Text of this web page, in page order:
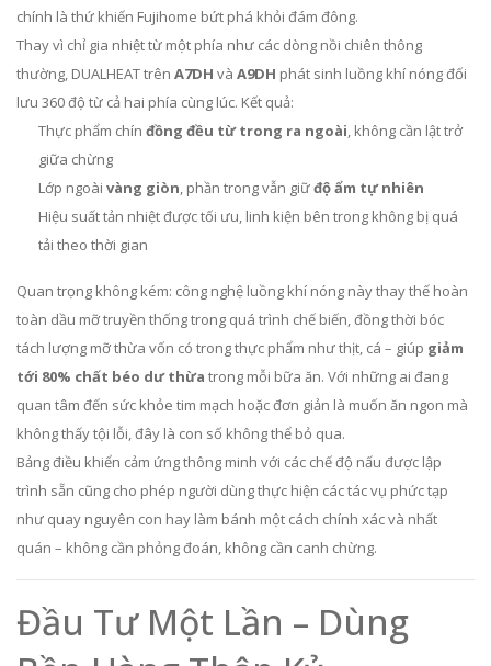
chính là thứ khiến Fujihome bứt phá khỏi đám đông.
Thay vì chỉ gia nhiệt từ một phía như các dòng nồi chiên thông
thường, DUALHEAT trên A7DH và A9DH phát sinh luồng khí nóng đối
lưu 360 độ từ cả hai phía cùng lúc. Kết quả:
Thực phẩm chín đồng đều từ trong ra ngoài, không cần lật trở
giữa chừng
Lớp ngoài vàng giòn, phần trong vẫn giữđộ ẩm tự nhiên
Hiệu suất tản nhiệt được tối ưu, linh kiện bên trong không bị quá
tải theo thời gian
Quan trọng không kém: công nghệ luồng khí nóng này thay thế hoàn
toàn dầu mỡ truyền thống trong quá trình chế biến, đồng thời bóc
tách lượng mỡ thừa vốn có trong thực phẩm như thịt, cá – giúp giảm
tới 80% chất béo dư thừa trong mỗi bữa ăn. Với những ai đang
quan tâm đến sức khỏe tim mạch hoặc đơn giản là muốn ăn ngon mà
không thấy tội lỗi, đây là con số không thể bỏ qua.
Bảng điều khiển cảm ứng thông minh với các chế độ nấu được lập
trình sẵn cũng cho phép người dùng thực hiện các tác vụ phức tạp
như quay nguyên con hay làm bánh một cách chính xác và nhất
quán – không cần phỏng đoán, không cần canh chừng.
Đầu Tư Một Lần – Dùng